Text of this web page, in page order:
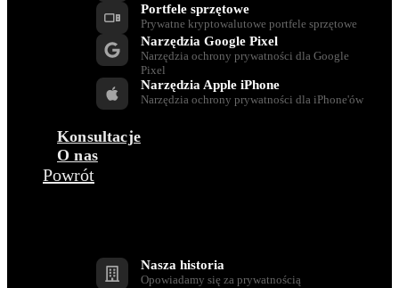
Portfele sprzętowe
Prywatne kryptowalutowe portfele sprzętowe
Narzędzia Google Pixel
Narzędzia ochrony prywatności dla Google
Pixel
Narzędzia Apple iPhone
Narzędzia ochrony prywatności dla iPhone'ów
Konsultacje
O nas
Powrót
Nasza historia
Opowiadamy się za prywatnością